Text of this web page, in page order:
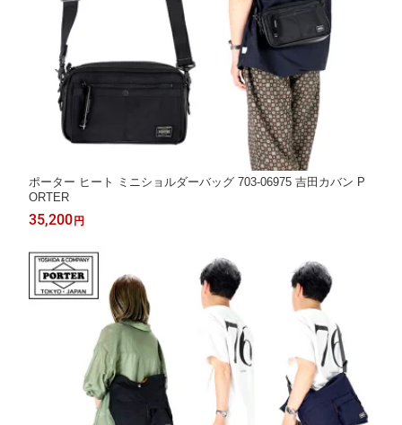
ポーター ヒート ミニショルダーバッグ 703-06975 吉田カバン P
ORTER
35,200 円